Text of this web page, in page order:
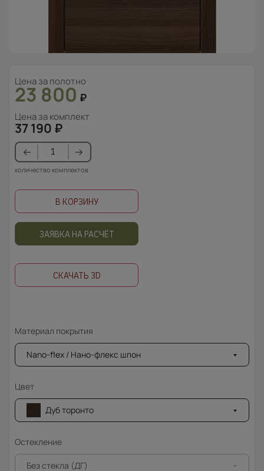
Цена за полотно
23 800 ₽
Цена за комплект
37 190 ₽
количество комплектов
В КОРЗИНУ
ЗАЯВКА НА РАСЧЁТ
СКАЧАТЬ 3D
Материал покрытия
Nano-flex / Нано-флекс шпон
Цвет
Дуб торонто
Остекление
Без стекла (ДГ)